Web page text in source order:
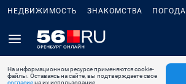
НЕДВИЖИМОСТЬ ЗНАКОМСТВА ПОГОДА
На информационном ресурсе применяются cookie-
файлы. Оставаясь на сайте, вы подтверждаете свое
согласиена их использование.